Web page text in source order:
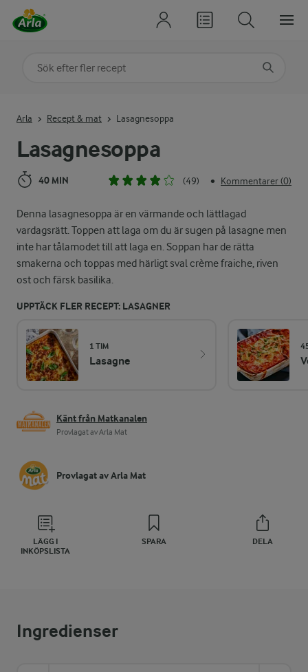
Lasagnesoppa
40 MIN (49) • Kommentarer (0)
Denna lasagnesoppa är en värmande och lättlagad
vardagsrätt. Toppen att laga om du är sugen på lasagne men
inte har tålamodet till att laga en. Soppan har de rätta
smakerna och toppas med härligt sval crème fraiche, riven
ost och färsk basilika.
UPPTÄCK FLER RECEPT: LASAGNER
1 TIM
Lasagne
Känt från Matkanalen
Provlagat av Arla Mat
Provlagat av Arla Mat
LÄGG I
INKÖPSLISTA
SPARA DELA
Arla Recept & mat Lasagnesoppa
Ingredienser
Sök på kategori eller ingrediens